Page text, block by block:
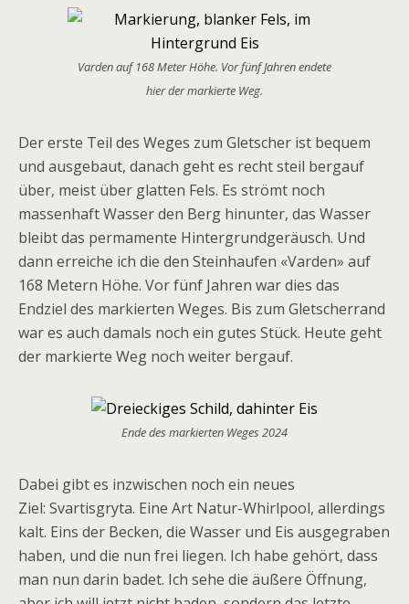
Varden auf 168 Meter Höhe. Vor fünf Jahren endete
hier der markierte Weg.
Der erste Teil des Weges zum Gletscher ist bequem
und ausgebaut, danach geht es recht steil bergauf
über, meist über glatten Fels. Es strömt noch
massenhaft Wasser den Berg hinunter, das Wasser
bleibt das permamente Hintergrundgeräusch. Und
dann erreiche ich die den Steinhaufen «Varden» auf
168 Metern Höhe. Vor fünf Jahren war dies das
Endziel des markierten Weges. Bis zum Gletscherrand
war es auch damals noch ein gutes Stück. Heute geht
der markierte Weg noch weiter bergauf.
Ende des markierten Weges 2024
Dabei gibt es inzwischen noch ein neues
Ziel: Svartisgryta. Eine Art Natur-Whirlpool, allerdings
kalt. Eins der Becken, die Wasser und Eis ausgegraben
haben, und die nun frei liegen. Ich habe gehört, dass
man nun darin badet. Ich sehe die äußere Öffnung,